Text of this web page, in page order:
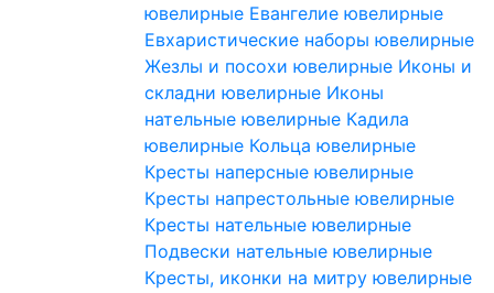
ювелирные Евангелие ювелирные
Евхаристические наборы ювелирные
Жезлы и посохи ювелирные Иконы и
складни ювелирные Иконы
нательные ювелирные Кадила
ювелирные Кольца ювелирные
Кресты наперсные ювелирные
Кресты напрестольные ювелирные
Кресты нательные ювелирные
Подвески нательные ювелирные
Кресты, иконки на митру ювелирные